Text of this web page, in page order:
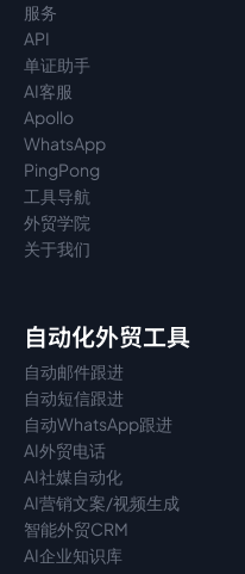
服务
API
单证助手
AI客服
Apollo
WhatsApp
PingPong
工具导航
外贸学院
关于我们
自动化外贸工具
自动邮件跟进
自动短信跟进
自动WhatsApp跟进
AI外贸电话
AI社媒自动化
AI营销文案/视频生成
智能外贸CRM
AI企业知识库